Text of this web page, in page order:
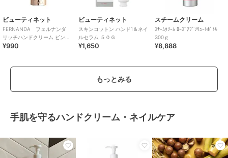
ビューティネット
FERNANDA フェルナンダ
リッチハンドクリーム ピンク
エウフォリア
¥990
ビューティネット
スキンコットン ハンド1＆ネイ
ルセラム ５０Ｇ
¥1,650
スチームクリーム
ｽﾁｰﾑｸﾘｰﾑ ﾛｰｽﾞｱﾌﾞｿﾘｭｰﾄﾎﾞﾄﾙ
300ｇ
¥8,888
もっとみる
手肌を守るハンドクリーム・ネイルケア